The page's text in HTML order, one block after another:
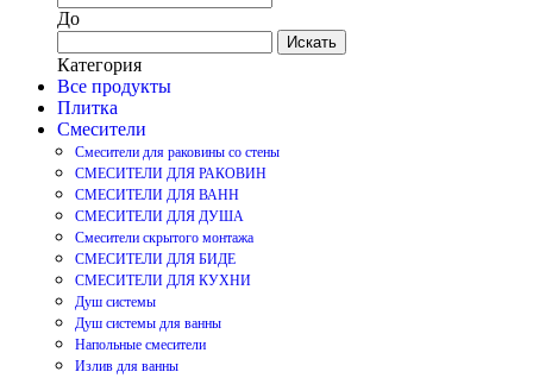
До
Искать
Категория
Все продукты
Плитка
Смесители
Смесители для раковины со стены
СМЕСИТЕЛИ ДЛЯ РАКОВИН
СМЕСИТЕЛИ ДЛЯ ВАНН
СМЕСИТЕЛИ ДЛЯ ДУША
Смесители скрытого монтажа
СМЕСИТЕЛИ ДЛЯ БИДЕ
СМЕСИТЕЛИ ДЛЯ КУХНИ
Душ системы
Душ системы для ванны
Напольные смесители
Излив для ванны